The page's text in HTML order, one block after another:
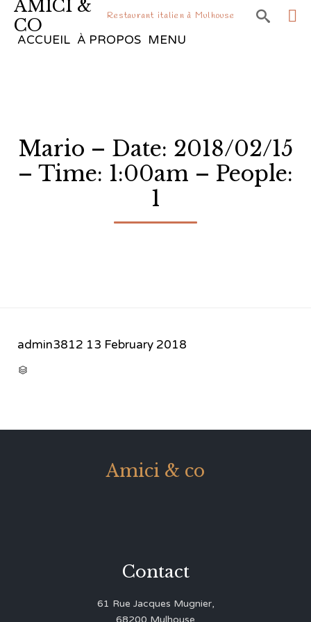
AMICI &
CO
Restaurant italien à Mulhouse 
ACCUEIL À PROPOS MENU
Mario – Date: 2018/02/15
– Time: 1:00am – People:
1
admin3812 13 February 2018

Amici & co
Contact
61 Rue Jacques Mugnier,